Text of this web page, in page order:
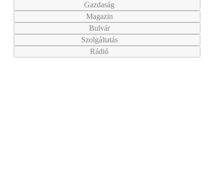
Gazdaság
Magazin
Bulvár
Szolgáltatás
Rádió